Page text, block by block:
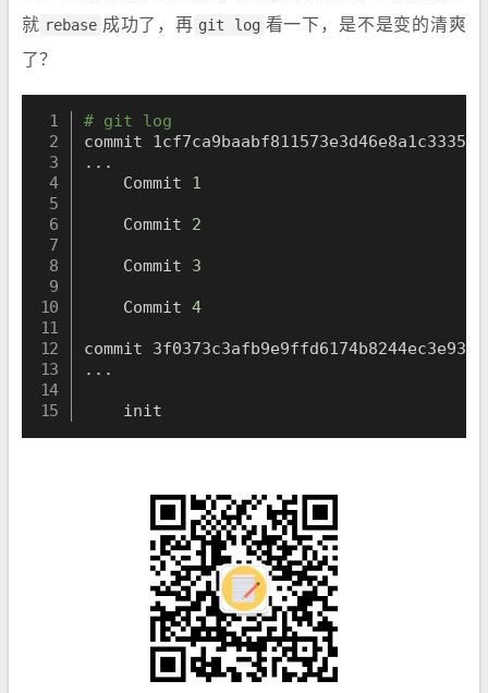
就 rebase 成功了，再 git log 看一下，是不是变的清爽
了？
# git log
commit
.. .
    Commit
1
    Commit
2
    Commit
3
    Commit
4
.. .
    init